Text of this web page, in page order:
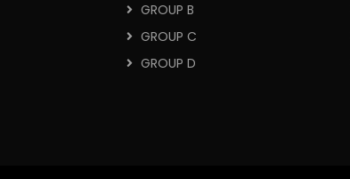
GROUP B
GROUP C
GROUP D